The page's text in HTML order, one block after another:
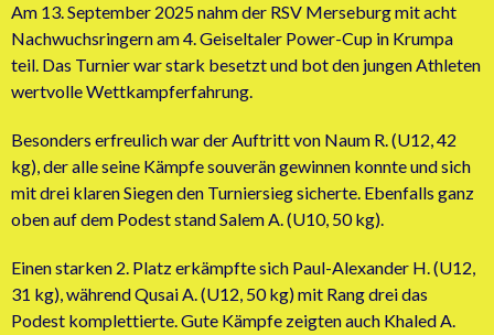
Am 13. September 2025 nahm der RSV Merseburg mit acht
Nachwuchsringern am 4. Geiseltaler Power-Cup in Krumpa
teil. Das Turnier war stark besetzt und bot den jungen Athleten
wertvolle Wettkampferfahrung.
Besonders erfreulich war der Auftritt von Naum R. (U12, 42
kg), der alle seine Kämpfe souverän gewinnen konnte und sich
mit drei klaren Siegen den Turniersieg sicherte. Ebenfalls ganz
oben auf dem Podest stand Salem A. (U10, 50 kg).
Einen starken 2. Platz erkämpfte sich Paul-Alexander H. (U12,
31 kg), während Qusai A. (U12, 50 kg) mit Rang drei das
Podest komplettierte. Gute Kämpfe zeigten auch Khaled A.